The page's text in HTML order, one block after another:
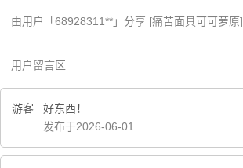
由用户「68928311**」分享 [痛苦面具可可萝原]
用户留言区
游客
好东西！
发布于2026-06-01